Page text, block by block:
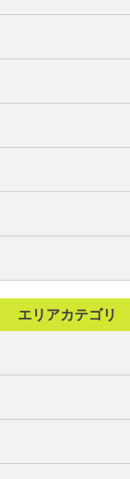
エリアカテゴリ